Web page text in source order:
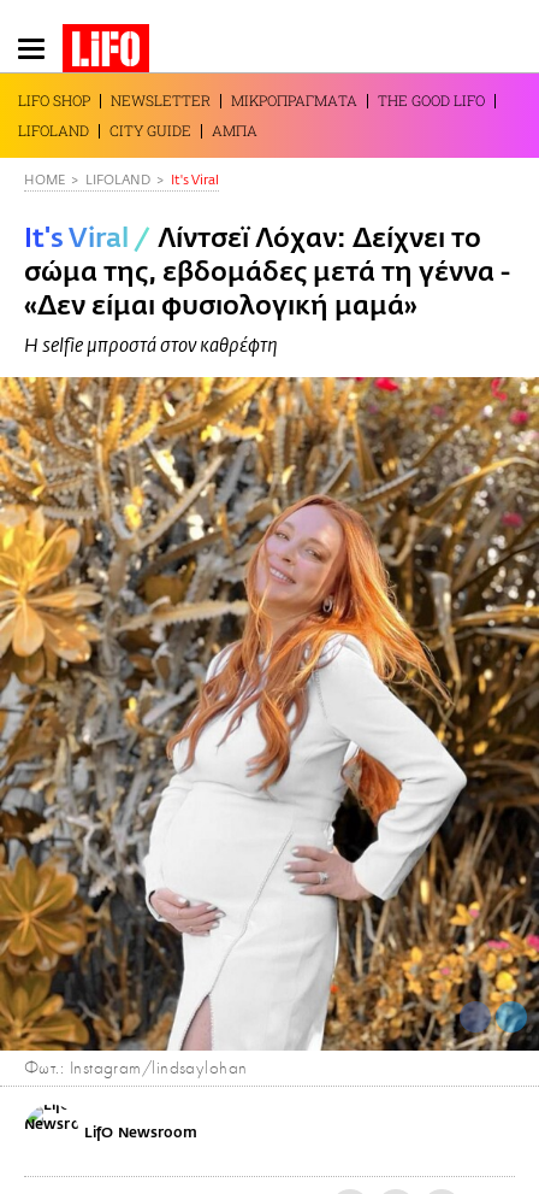
Παράκαμψη
προς
το
κυρίως
περιεχόμενο
LIFO SHOP NEWSLETTER ΜΙΚΡΟΠΡΑΓΜΑΤΑ
THE GOOD LIFO
LIFOLAND
CITY GUIDE ΑΜΠΑ
HOME LIFOLAND It's Viral
It's Viral / Λίντσεϊ Λόχαν: Δείχνει το
σώμα της, εβδομάδες μετά τη γέννα -
«Δεν είμαι φυσιολογική μαμά»
Η selfie μπροστά στον καθρέφτη
Φωτ.: Instagram/lindsaylohan
LifO Newsroom